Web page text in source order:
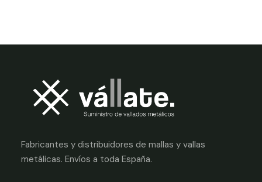
Fabricantes y distribuidores de mallas y vallas
metálicas. Envíos a toda España.